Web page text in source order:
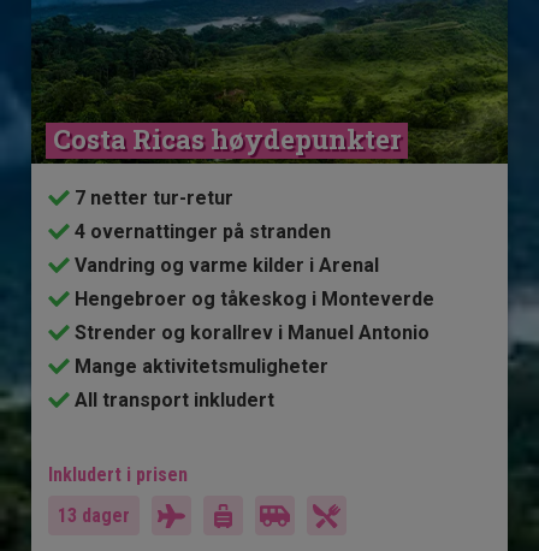
Costa Ricas høydepunkter
7 netter tur-retur
4 overnattinger på stranden
Vandring og varme kilder i Arenal
Hengebroer og tåkeskog i Monteverde
Strender og korallrev i Manuel Antonio
Mange aktivitetsmuligheter
All transport inkludert
Inkludert i prisen
13 dager